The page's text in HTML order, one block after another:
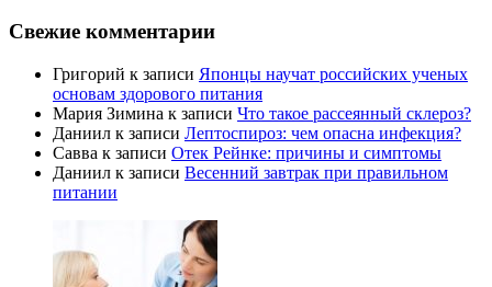
Свежие комментарии
Григорий к записи Японцы научат российских ученых
основам здорового питания
Мария Зимина к записи Что такое рассеянный склероз?
Даниил к записи Лептоспироз: чем опасна инфекция?
Савва к записи Отек Рейнке: причины и симптомы
Даниил к записи Весенний завтрак при правильном
питании